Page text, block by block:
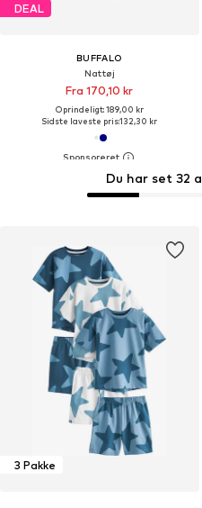
DEAL
BUFFALO
Nattøj
Fra 170,10 kr
Oprindeligt: 189,00 kr
Sidste laveste pris:132,30 kr
Du har set 32
3 Pakke